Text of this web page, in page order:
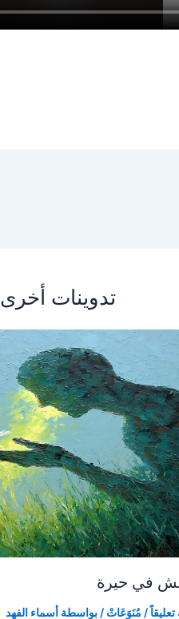
تدوينات أخرى
في حيرة
/ مُنَوَعَاتْ / بواسطة أسماء الفهد